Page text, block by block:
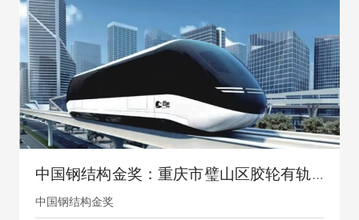
中国钢结构金奖：重庆市璧山区胶轮有轨电车工程
中国钢结构金奖